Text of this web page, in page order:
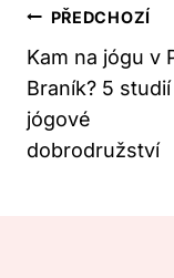
Navigace
Pro
Příspěvek
PŘEDCHOZÍ
Kam na jógu v
Braník? 5
jógové
dobrodružství